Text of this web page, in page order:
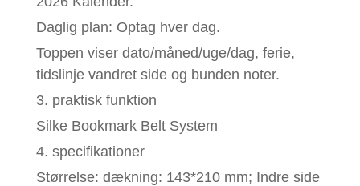
Daglig plan: Optag hver dag.
Toppen viser dato/måned/uge/dag, ferie,
tidslinje vandret side og bunden noter.
3. praktisk funktion
Silke Bookmark Belt System
4. specifikationer
Størrelse: dækning: 143*210 mm; Indre side